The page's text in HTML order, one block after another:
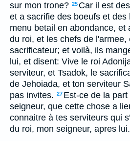
sur mon trone? 25 Car il est
et a sacrifie des boeufs et des
menu betail en abondance, et
du roi, et les chefs de l'armee,
sacrificateur; et voilà, ils
lui, et disent: Vive le roi
serviteur, et Tsadok, le
de Jehoiada, et ton serviteur
pas invites. 27 Est-ce de la
seigneur, que cette chose a
connaitre à tes serviteurs qui
du roi, mon seigneur, apres lui.